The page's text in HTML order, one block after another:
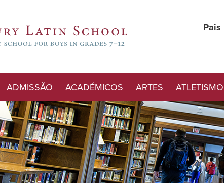
Pais
ADMISSÃO ACADÉMICOS ARTES ATLETISMO